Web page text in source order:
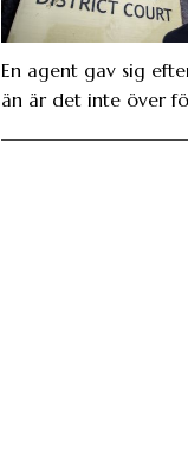
En agent gav sig
än är det inte över